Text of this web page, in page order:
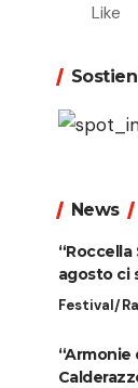
Like
News
“Roccella
agosto ci
Festival/
“Armonie